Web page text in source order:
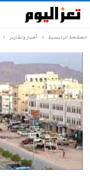
الصفحة الرئيسية أخبار وتقارير